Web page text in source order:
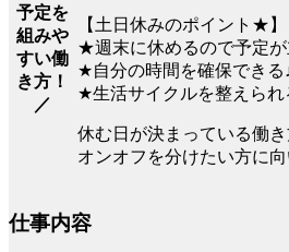
予定を
組みや
すい働
き方！
／
【土日休みのポイント★】
★週末に休めるので予定が
★自分の時間を確保できる
★生活サイクルを整えられ
休む日が決まっている働き
オンオフを分けたい方に向
仕事内容